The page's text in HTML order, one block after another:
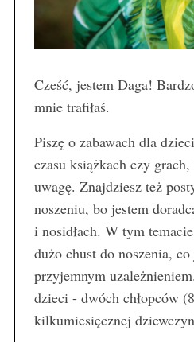
Cześć, jestem Daga!
mnie trafiłaś.
Piszę o zabawach dla
czasu książkach czy
uwagę. Znajdziesz też
noszeniu, bo jestem
i nosidłach. W tym
dużo chust do noszenia,
przyjemnym
dzieci - dwóch chłopców
kilkumiesięcznej